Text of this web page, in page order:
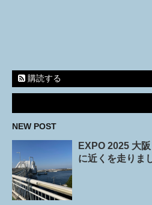
購読する
NEW POST
EXPO 2025 大
に近くを走りま